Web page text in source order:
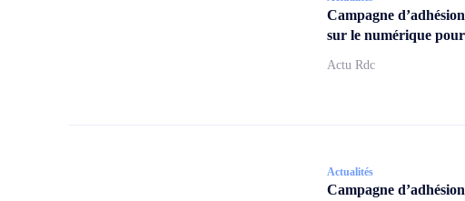
Campagne
sur le numérique
Actu Rdc
Actualités
Campagne